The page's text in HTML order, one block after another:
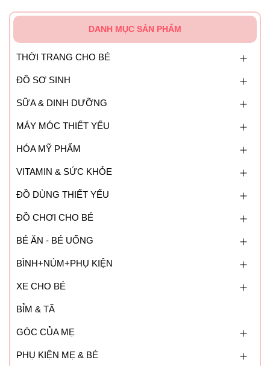
DANH MỤC SẢN PHẨM
THỜI TRANG CHO BÉ
ĐỒ SƠ SINH
SỮA & DINH DƯỠNG
MÁY MÓC THIẾT YẾU
HÓA MỸ PHẨM
VITAMIN & SỨC KHỎE
ĐỒ DÙNG THIẾT YẾU
ĐỒ CHƠI CHO BÉ
BÉ ĂN - BÉ UỐNG
BÌNH+NÚM+PHỤ KIỆN
XE CHO BÉ
BỈM & TÃ
GÓC CỦA MẸ
PHỤ KIỆN MẸ & BÉ